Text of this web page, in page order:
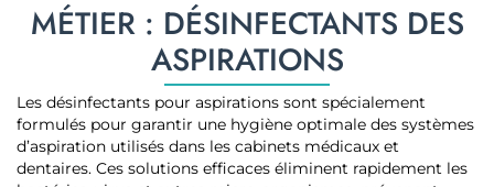
MÉTIER : DÉSINFECTANTS DES
ASPIRATIONS
Les désinfectants pour aspirations sont spécialement
formulés pour garantir une hygiène optimale des systèmes
d’aspiration utilisés dans les cabinets médicaux et
dentaires. Ces solutions efficaces éliminent rapidement les